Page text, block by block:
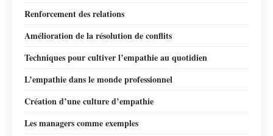
Renforcement des relations
Amélioration de la résolution de conflits
Techniques pour cultiver l’empathie au quotidien
L’empathie dans le monde professionnel
Création d’une culture d’empathie
Les managers comme exemples